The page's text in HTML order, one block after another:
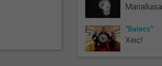
Marialluïsa
"Batecs"
Xeic!